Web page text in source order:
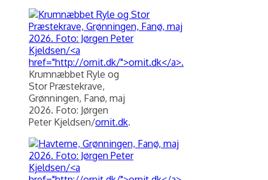
Krumnæbbet Ryle og
Stor Præstekrave,
Grønningen, Fanø, maj
2026. Foto: Jørgen
Peter Kjeldsen/ornit.dk.